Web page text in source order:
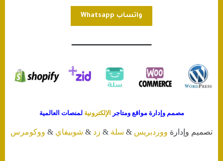
واتساب Whatsapp
ــــــــــــــــــــــــــــــــ
مصمم وإدارة مواقع ومتاجر الإلكترونية لمنصات العالمية
تصميم وإدارة ووردبريس & سلة & زد & شوبيفاي & ووكومرس